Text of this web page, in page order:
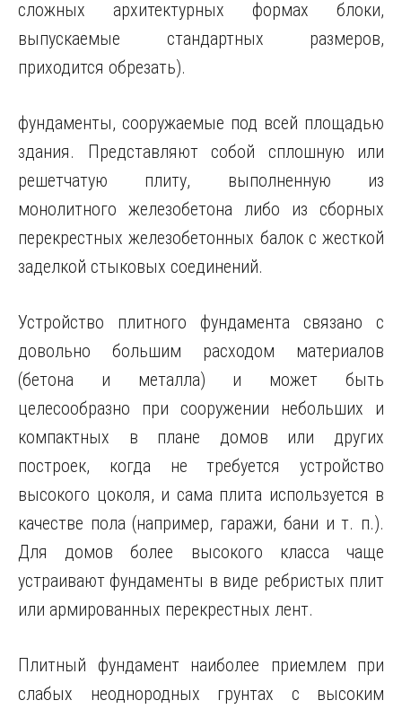
сложных архитектурных формах блоки,
выпускаемые стандартных размеров,
приходится обрезать).
фундаменты, сооружаемые под всей площадью
здания. Представляют собой сплошную или
решетчатую плиту, выполненную из
монолитного железобетона либо из сборных
перекрестных железобетонных балок с жесткой
заделкой стыковых соединений.
Устройство плитного фундамента связано с
довольно большим расходом материалов
(бетона и металла) и может быть
целесообразно при сооружении небольших и
компактных в плане домов или других
построек, когда не требуется устройство
высокого цоколя, и сама плита используется в
качестве пола (например, гаражи, бани и т. п.).
Для домов более высокого класса чаще
устраивают фундаменты в виде ребристых плит
или армированных перекрестных лент.
Плитный фундамент наиболее приемлем при
слабых неоднородных грунтах с высоким